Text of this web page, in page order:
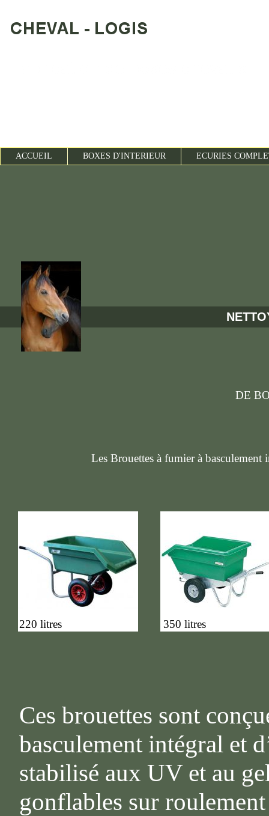
DE
Ces brouettes sont
basculement intégral et
stabilisé aux UV et au
gonflables sur
350 litres
220 litres
Les Brouettes à fumier à
ACCUEIL BOXES D'INTERIEUR ECURIES